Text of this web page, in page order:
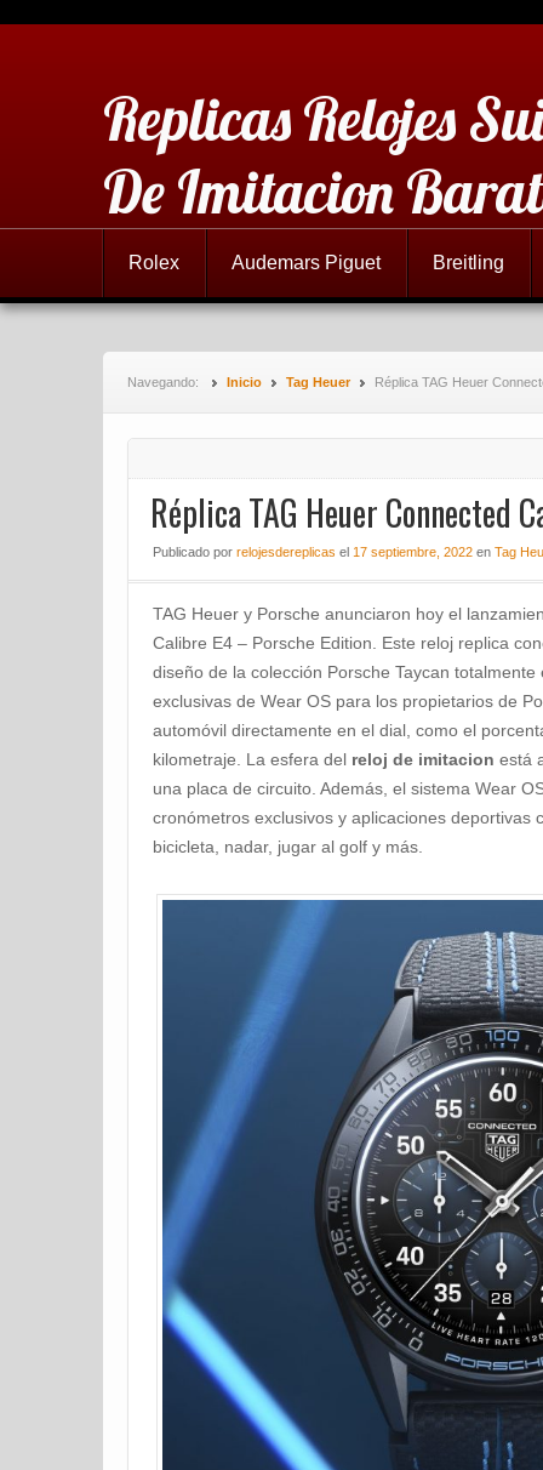
Replicas Relojes
De Imitacion
Rolex Audemars Piguet Breitling
Navegando: Inicio Tag Heuer Réplica TAG Heuer
Réplica TAG Heuer Connected
Publicado por relojesdereplicas el 17 septiembre, 2022 en Tag
TAG Heuer y Porsche anunciaron hoy el
Calibre E4 – Porsche Edition. Este reloj replica
diseño de la colección Porsche Taycan
exclusivas de Wear OS para los propietarios de
automóvil directamente en el dial, como el
kilometraje. La esfera del reloj de imitacion está
una placa de circuito. Además, el sistema Wear
cronómetros exclusivos y aplicaciones deportivas
bicicleta, nadar, jugar al golf y más.